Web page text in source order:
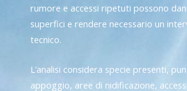
rumore e accessi ripetuti possono
superfici e rendere necessario un
tecnico.
L’analisi considera specie presenti,
appoggio, aree di nidificazione,